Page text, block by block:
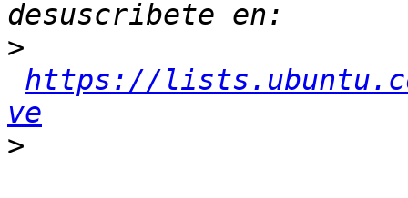
>
https://
ve
>